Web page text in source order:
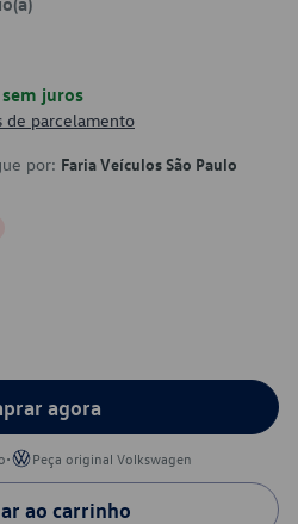
sem juros
de parcelamento
por: Faria Veículos São Paulo
agora
• Peça original Volkswagen
ao carrinho